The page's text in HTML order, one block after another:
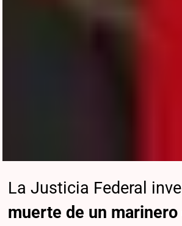
La Justicia Federal
muerte de un marinero